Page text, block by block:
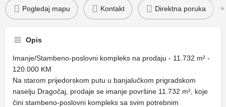
Pogledaj mapu Kontakt Direktna poruka
Opis
Imanje/Stambeno-poslovni kompleks na prodaju - 11.732 m² -
120.000 KM
Na starom prijedorskom putu u banjalučkom prigradskom
naselju Dragočaj, prodaje se imanje površine 11.732 m², koje
čini stambeno-poslovni kompleks sa svim potrebnim